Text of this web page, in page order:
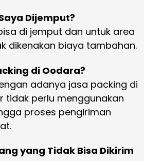
Dijemput?
di jemput dan untuk area
dikenakan biaya tambahan.
di Oodara?
adanya jasa packing di
tidak perlu menggunakan
proses pengiriman
yang Tidak Bisa Dikirim